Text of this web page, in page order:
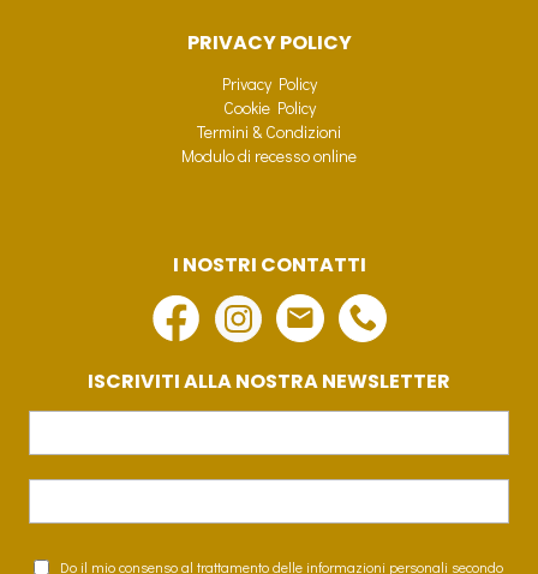
PRIVACY POLICY
Privacy Policy
Cookie Policy
Termini & Condizioni
Modulo di recesso online
I NOSTRI CONTATTI
ISCRIVITI ALLA NOSTRA NEWSLETTER
Do il mio consenso al trattamento delle informazioni personali secondo